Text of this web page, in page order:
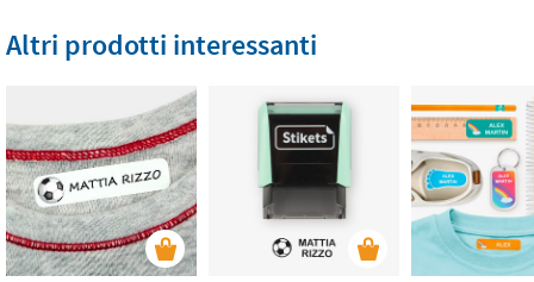
Altri prodotti interessanti